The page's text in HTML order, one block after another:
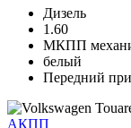
Дизель
1.60
МКПП
белый
Передний
АКПП